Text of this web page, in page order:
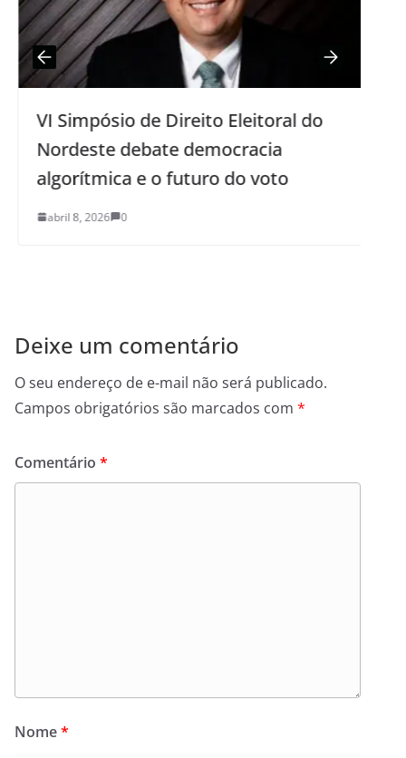
VI Simpósio de Direito Eleitoral do
Nordeste debate democracia
algorítmica e o futuro do voto
abril 8, 2026 0
Deixe um comentário
O seu endereço de e-mail não será publicado.
Campos obrigatórios são marcados com *
Comentário *
Nome*